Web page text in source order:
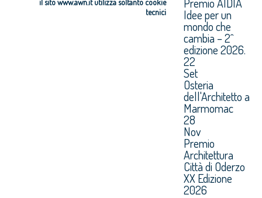
il sito www.awn.it utilizza soltanto cookie
tecnici
Idee per un
mondo che
cambia – 2^
edizione 2026.
22
Set
Osteria
dell'Architetto a
Marmomac
28
Nov
Premio
Architettura
Città di Oderzo
XX Edizione
2026